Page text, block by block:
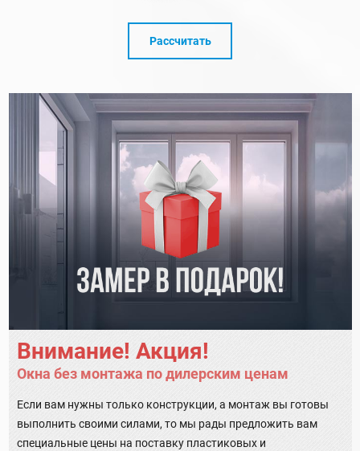
Рассчитать
Внимание! Акция!
Окна без монтажа по дилерским ценам
Если вам нужны только конструкции, а монтаж вы готовы
выполнить своими силами, то мы рады предложить вам
специальные цены на поставку пластиковых и